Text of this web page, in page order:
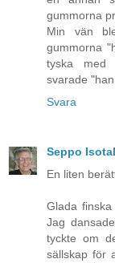
gummorna
Min vän
gummorna
tyska med
svarade
Svara
Seppo
En liten
Glada
Jag
tyckte om
sällskap för